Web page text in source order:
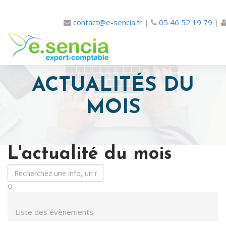
contact@e-sencia.fr | 05 46 52 19 79 |
ACTUALITÉS DU
MOIS
L'actualité du mois
Liste des évènements